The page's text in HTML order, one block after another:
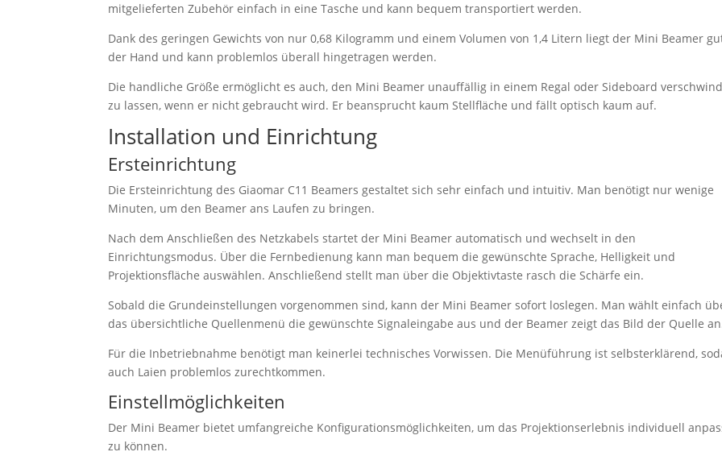
mitgelieferten Zubehör einfach in eine Tasche und kann bequem transportiert werden.
Dank des geringen Gewichts von nur 0,68 Kilogramm und einem Volumen von 1,4 Litern liegt der Mini Beamer
der Hand und kann problemlos überall hingetragen werden.
Die handliche Größe ermöglicht es auch, den Mini Beamer unauffällig in einem Regal oder Sideboard
zu lassen, wenn er nicht gebraucht wird. Er beansprucht kaum Stellfläche und fällt optisch kaum auf.
Installation und Einrichtung
Ersteinrichtung
Die Ersteinrichtung des Giaomar C11 Beamers gestaltet sich sehr einfach und intuitiv. Man benötigt nur wenige
Minuten, um den Beamer ans Laufen zu bringen.
Nach dem Anschließen des Netzkabels startet der Mini Beamer automatisch und wechselt in den
Einrichtungsmodus. Über die Fernbedienung kann man bequem die gewünschte Sprache, Helligkeit und
Projektionsfläche auswählen. Anschließend stellt man über die Objektivtaste rasch die Schärfe ein.
Sobald die Grundeinstellungen vorgenommen sind, kann der Mini Beamer sofort loslegen. Man wählt einfach
das übersichtliche Quellenmenü die gewünschte Signaleingabe aus und der Beamer zeigt das Bild der Quelle
Für die Inbetriebnahme benötigt man keinerlei technisches Vorwissen. Die Menüführung ist selbsterklärend,
auch Laien problemlos zurechtkommen.
Einstellmöglichkeiten
Der Mini Beamer bietet umfangreiche Konfigurationsmöglichkeiten, um das Projektionserlebnis individuell
zu können.